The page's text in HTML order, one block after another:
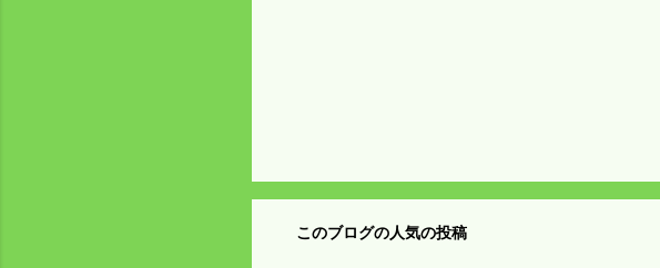
このブログの人気の投稿